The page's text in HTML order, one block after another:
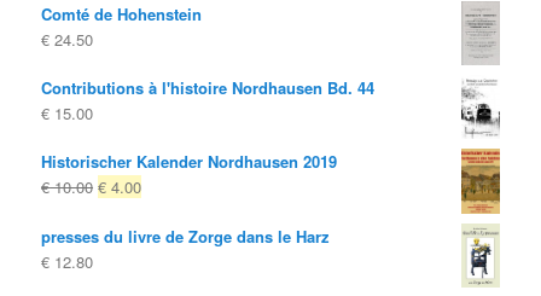
d'origineactuel
Comté de Hohenstein
€ 24.50
Contributions à l'histoire Nordhausen Bd. 44
€ 15.00
Historischer Kalender Nordhausen 2019
€10.00 Le
d'origine
€ 4.00Le
actuel
presses du livre de Zorge dans le Harz
€ 12.80